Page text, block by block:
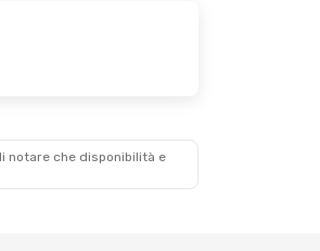
notare che disponibilità e